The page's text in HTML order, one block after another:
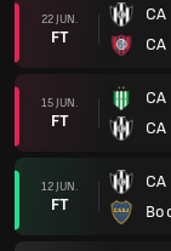
22 JUN.
FT
15 JUN.
FT
12 JUN.
FT